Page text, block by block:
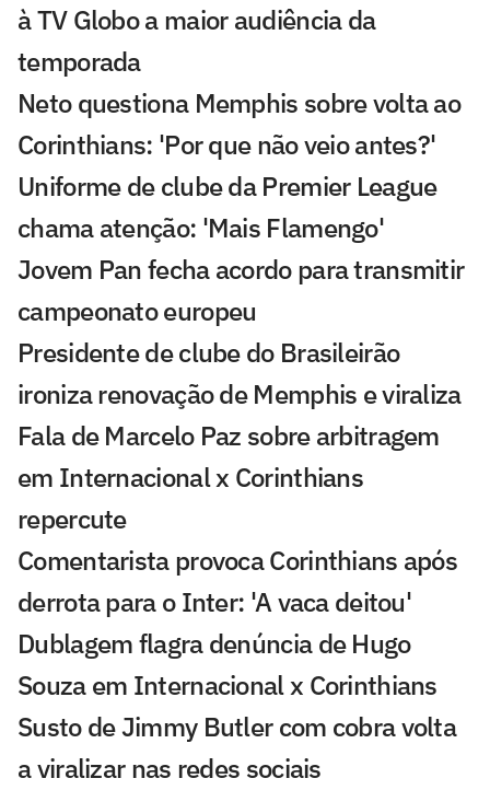
à TV Globo a maior audiência da
temporada
Neto questiona Memphis sobre volta ao
Corinthians: 'Por que não veio antes?'
Uniforme de clube da Premier League
chama atenção: 'Mais Flamengo'
Jovem Pan fecha acordo para transmitir
campeonato europeu
Presidente de clube do Brasileirão
ironiza renovação de Memphis e viraliza
Fala de Marcelo Paz sobre arbitragem
em Internacional x Corinthians
repercute
Comentarista provoca Corinthians após
derrota para o Inter: 'A vaca deitou'
Dublagem flagra denúncia de Hugo
Souza em Internacional x Corinthians
Susto de Jimmy Butler com cobra volta
a viralizar nas redes sociais